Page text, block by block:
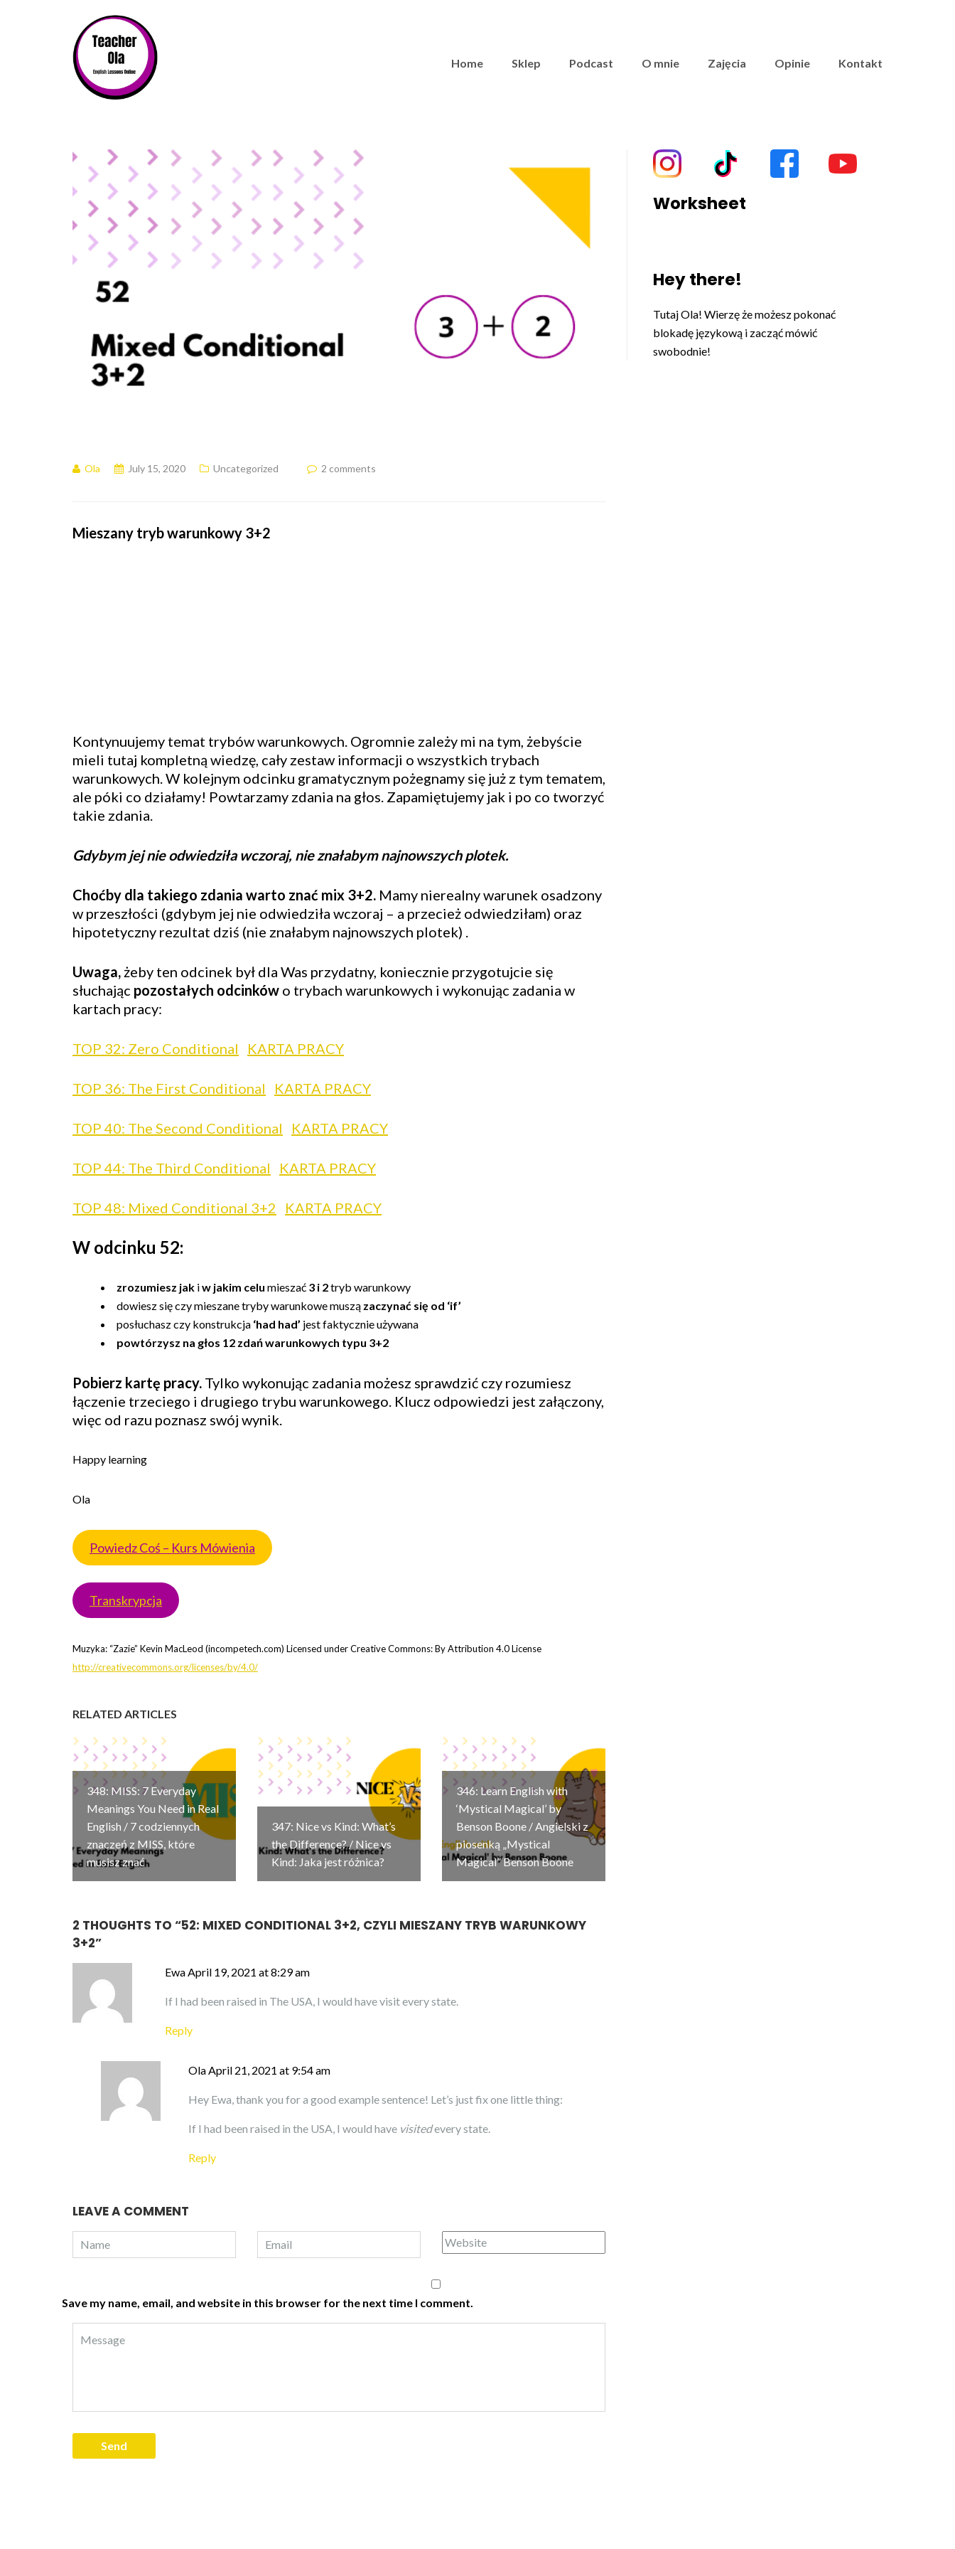
Home Sklep Podcast O mnie Zajęcia Opinie Kontakt
Ola July 15, 2020 Uncategorized 2 comments
Mieszany tryb warunkowy 3+2
Kontynuujemy temat trybów warunkowych. Ogromnie zależy mi na tym, żebyście
mieli tutaj kompletną wiedzę, cały zestaw informacji o wszystkich trybach
warunkowych. W kolejnym odcinku gramatycznym pożegnamy się już z tym tematem,
ale póki co działamy! Powtarzamy zdania na głos. Zapamiętujemy jak i po co tworzyć
takie zdania.
Gdybym jej nie odwiedziła wczoraj, nie znałabym najnowszych plotek.
Choćby dla takiego zdania warto znać mix 3+2. Mamy nierealny warunek osadzony
w przeszłości (gdybym jej nie odwiedziła wczoraj – a przecież odwiedziłam) oraz
hipotetyczny rezultat dziś (nie znałabym najnowszych plotek) .
Uwaga, żeby ten odcinek był dla Was przydatny, koniecznie przygotujcie się
słuchając pozostałych odcinków o trybach warunkowych i wykonując zadania w
kartach pracy:
TOP 32: Zero Conditional KARTA PRACY
TOP 36: The First Conditional KARTA PRACY
TOP 40: The Second Conditional KARTA PRACY
TOP 44: The Third Conditional KARTA PRACY
TOP 48: Mixed Conditional 3+2 KARTA PRACY
W odcinku 52:
zrozumiesz jak iw jakim celu mieszać 3 i 2tryb warunkowy
dowiesz się czy mieszane tryby warunkowe muszą zaczynać się od ‘if’
posłuchasz czy konstrukcja ‘had had’ jest faktycznie używana
powtórzysz na głos 12 zdań warunkowych typu 3+2
Pobierz kartę pracy. Tylko wykonując zadania możesz sprawdzić czy rozumiesz
łączenie trzeciego i drugiego trybu warunkowego. Klucz odpowiedzi jest załączony,
więc od razu poznasz swój wynik.
Happy learning
Ola
Powiedz Coś – Kurs Mówienia
Transkrypcja
Muzyka: “Zazie” Kevin MacLeod (incompetech.com) Licensed under Creative Commons: By Attribution 4.0 License
http://creativecommons.org/licenses/by/4.0/
RELATED ARTICLES
348: MISS: 7 Everyday
Meanings You Need in Real
English / 7 codziennych
znaczeń z MISS, które
musisz znać
347: Nice vs Kind: What’s
the Difference? / Nice vs
Kind: Jaka jest różnica?
346: Learn English with
‘Mystical Magical’ by
Benson Boone / Angielski z
piosenką „Mystical
Magical” Benson Boone
2 THOUGHTS TO “52: MIXED CONDITIONAL 3+2, CZYLI MIESZANY TRYB WARUNKOWY
3+2”
EwaApril 19, 2021 at 8:29 am
If I had been raised in The USA, I would have visit every state.
Reply
OlaApril 21, 2021 at 9:54 am
Hey Ewa, thank you for a good example sentence! Let’s just fix one little thing:
If I had been raised in the USA, I would have visitedevery state.
Reply
LEAVE A COMMENT
Save my name, email, and website in this browser for the next time I comment.
Worksheet
Hey there!
Tutaj Ola! Wierzę że możesz pokonać
blokadę językową i zacząć mówić
swobodnie!